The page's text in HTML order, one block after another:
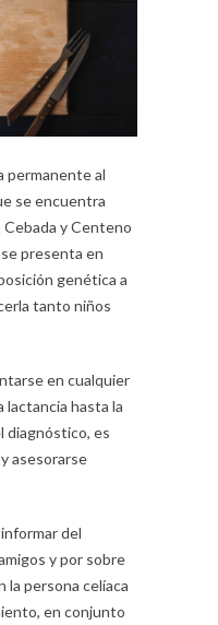
permanente al
se encuentra
y Centeno
presenta en
genética a
tanto niños
en cualquier
lactancia hasta la
diagnóstico, es
asesorarse
del
y por sobre
la persona celíaca
en conjunto